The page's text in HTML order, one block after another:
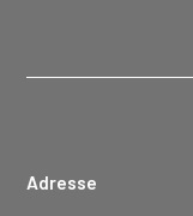
Adresse